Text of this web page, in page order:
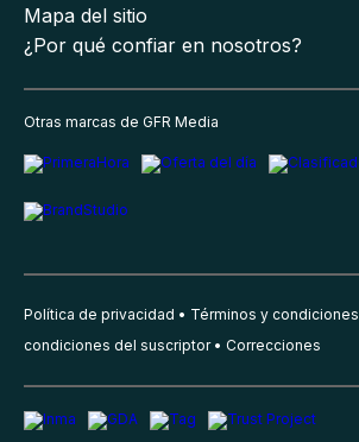
Mapa del sitio
¿Por qué confiar en nosotros?
Otras marcas de GFR Media
Política de privacidad Términos y condiciones
condiciones del suscriptor
Correcciones